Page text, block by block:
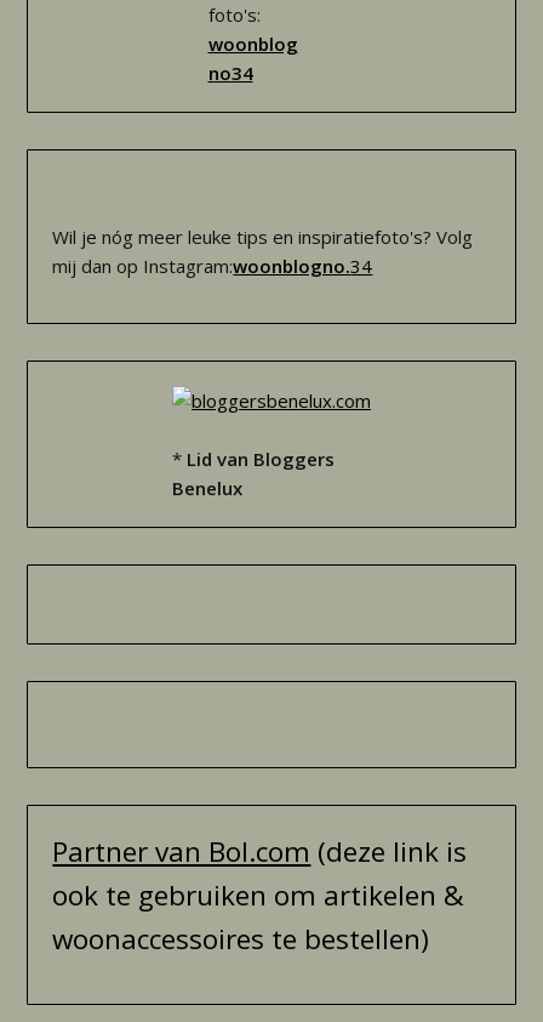
foto's:
woonblog
no34
Wil je nóg meer leuke tips en inspiratiefoto's? Volg
mij dan op Instagram:woonblogno.34
* Lid van Bloggers
Benelux
Partner van Bol.com (deze link is
ook te gebruiken om artikelen &
woonaccessoires te bestellen)